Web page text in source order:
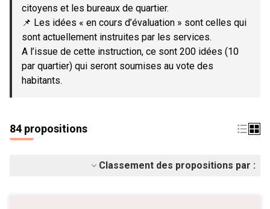
citoyens et les bureaux de quartier.
📌 Les idées « en cours d’évaluation » sont celles qui
sont actuellement instruites par les services.
A l’issue de cette instruction, ce sont 200 idées (10
par quartier) qui seront soumises au vote des
habitants.
84 propositions
Classement des propositions par :